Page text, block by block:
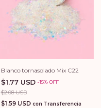
Blanco tornasolado Mix C22
$1.77 USD -15% OFF
$2.08 USD
$1.59 USD con Transferencia